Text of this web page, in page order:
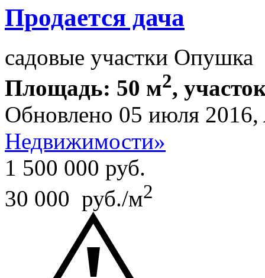
Продается дача
садовые участки Опушка
Площадь: 50 м2,
Обновлено 05 июля 2016,
Недвижимости»
1 500 000 руб.
30 000 руб./м2